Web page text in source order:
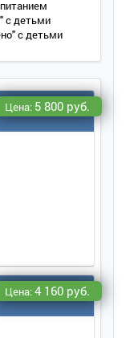
с детьми
с детьми
Цена: 5 800 руб.
Цена:4 160 руб.